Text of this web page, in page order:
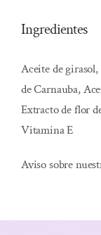
Ingredientes
Aceite de
de Carnauba,
Extracto de flor
Vitamina E
Aviso sobre